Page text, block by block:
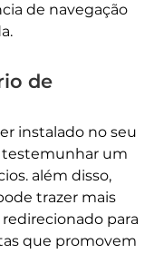
de navegação
de
instalado no seu
testemunhar um
além disso,
trazer mais
para
que promovem